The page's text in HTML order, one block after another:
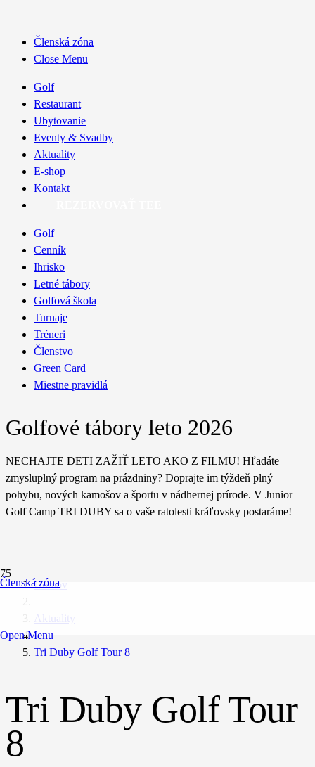
Členská zóna
Close Menu
Golf
Restaurant
Ubytovanie
Eventy & Svadby
Aktuality
E-shop
Kontakt
Golf
Cenník
Ihrisko
Letné tábory
Golfová škola
Turnaje
Tréneri
Členstvo
Green Card
Miestne pravidlá
Golfové tábory leto 2026
NECHAJTE DETI ZAŽIŤ LETO AKO Z FILMU! Hľadáte
zmysluplný program na prázdniny? Doprajte im týždeň plný
pohybu, nových kamošov a športu v nádhernej prírode. V Junior
Golf Camp TRI DUBY sa o vaše ratolesti kráľovsky postaráme!
Členská zóna
Open Menu
Domov
Aktuality
Tri Duby Golf Tour 8
Tri Duby Golf Tour
8